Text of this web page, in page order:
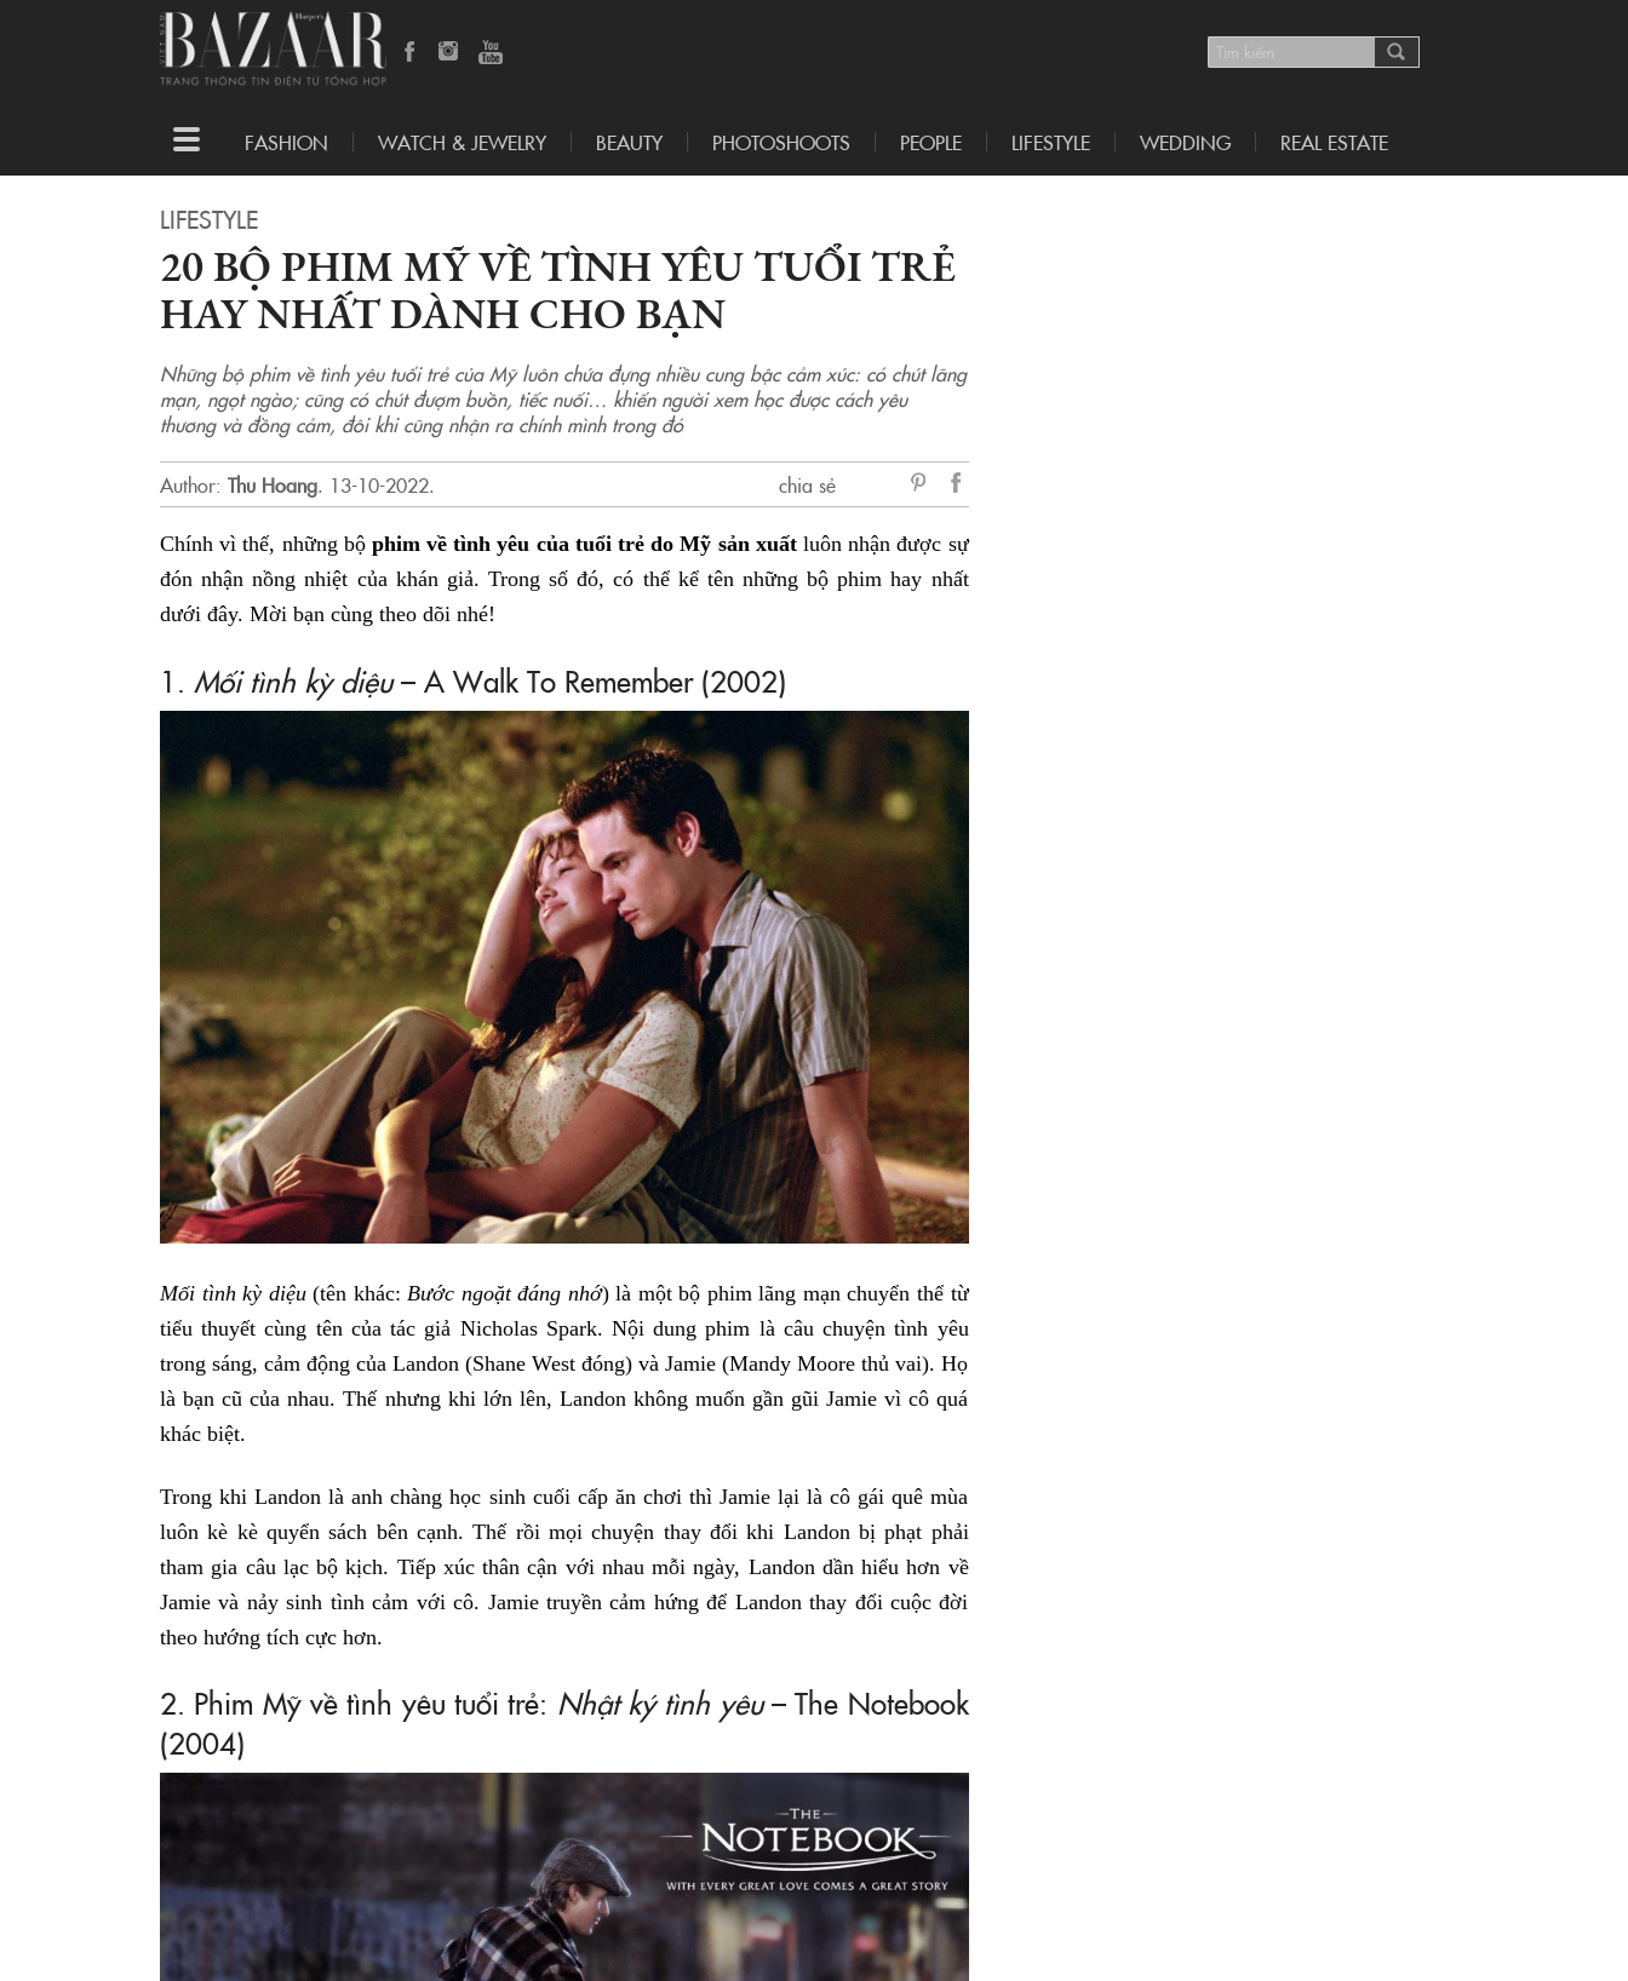
Toggle
navigation
FASHION WATCH & JEWELRY BEAUTY PHOTOSHOOTS PEOPLE LIFESTYLE WEDDING REAL ESTATE
LIFESTYLE
20 BỘ PHIM MỸ VỀ TÌNH YÊU TUỔI TRẺ
HAY NHẤT DÀNH CHO BẠN
Những bộ phim về tình yêu tuổi trẻ của Mỹ luôn chứa đựng nhiều cung bậc cảm xúc: có chút lãng
mạn, ngọt ngào; cũng có chút đượm buồn, tiếc nuối… khiến người xem học được cách yêu
thương và đồng cảm, đôi khi cũng nhận ra chính mình trong đó
Author: Thu Hoang. 13-10-2022.
chia sẻ
Facebook
Chính vì thế, những bộ phim về tình yêu của tuổi trẻ do Mỹ sản xuấtluôn nhận được sự
đón nhận nồng nhiệt của khán giả. Trong số đó, có thể kể tên những bộ phim hay nhất
dưới đây. Mời bạn cùng theo dõi nhé!
1. Mối tình kỳ diệu– A Walk To Remember (2002)
Mối tình kỳ diệu(tên khác: Bước ngoặt đáng nhớ) là một bộ phim lãng mạn chuyển thể từ
tiểu thuyết cùng tên của tác giả Nicholas Spark. Nội dung phim là câu chuyện tình yêu
trong sáng, cảm động của Landon (Shane West đóng) và Jamie (Mandy Moore thủ vai). Họ
là bạn cũ của nhau. Thế nhưng khi lớn lên, Landon không muốn gần gũi Jamie vì cô quá
khác biệt.
Trong khi Landon là anh chàng học sinh cuối cấp ăn chơi thì Jamie lại là cô gái quê mùa
luôn kè kè quyển sách bên cạnh. Thế rồi mọi chuyện thay đổi khi Landon bị phạt phải
tham gia câu lạc bộ kịch. Tiếp xúc thân cận với nhau mỗi ngày, Landon dần hiểu hơn về
Jamie và nảy sinh tình cảm với cô. Jamie truyền cảm hứng để Landon thay đổi cuộc đời
theo hướng tích cực hơn.
2. Phim Mỹ về tình yêu tuổi trẻ: Nhật ký tình yêu– The Notebook
(2004)